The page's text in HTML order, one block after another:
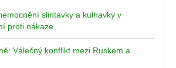
slintavky a kulhavky v
proti nákaze
Válečný konflikt mezi Ruskem a